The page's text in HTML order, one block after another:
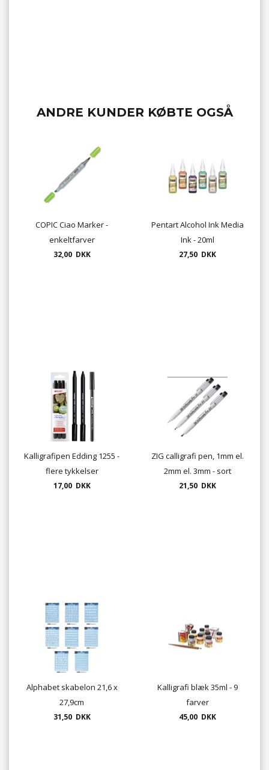
ANDRE KUNDER KØBTE OGSÅ
COPIC Ciao Marker -
enkeltfarver
32,00 DKK
Pentart Alcohol Ink Media
Ink - 20ml
27,50 DKK
Kalligrafipen Edding 1255 -
flere tykkelser
17,00 DKK
ZIG calligrafi pen, 1mm el.
2mm el. 3mm - sort
21,50 DKK
Alphabet skabelon 21,6 x
27,9cm
31,50 DKK
Kalligrafi blæk 35ml - 9
farver
45,00 DKK